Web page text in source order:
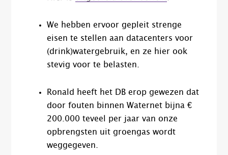
We hebben ervoor gepleit strenge
eisen te stellen aan datacenters voor
(drink)watergebruik, en ze hier ook
stevig voor te belasten.
Ronald heeft het DB erop gewezen dat
door fouten binnen Waternet bijna €
200.000 teveel per jaar van onze
opbrengsten uit groengas wordt
weggegeven.